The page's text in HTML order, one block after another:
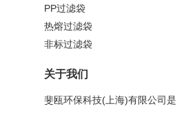
PP过滤袋
热熔过滤袋
非标过滤袋
关于我们
斐瓯环保科技(上海)有限公司是